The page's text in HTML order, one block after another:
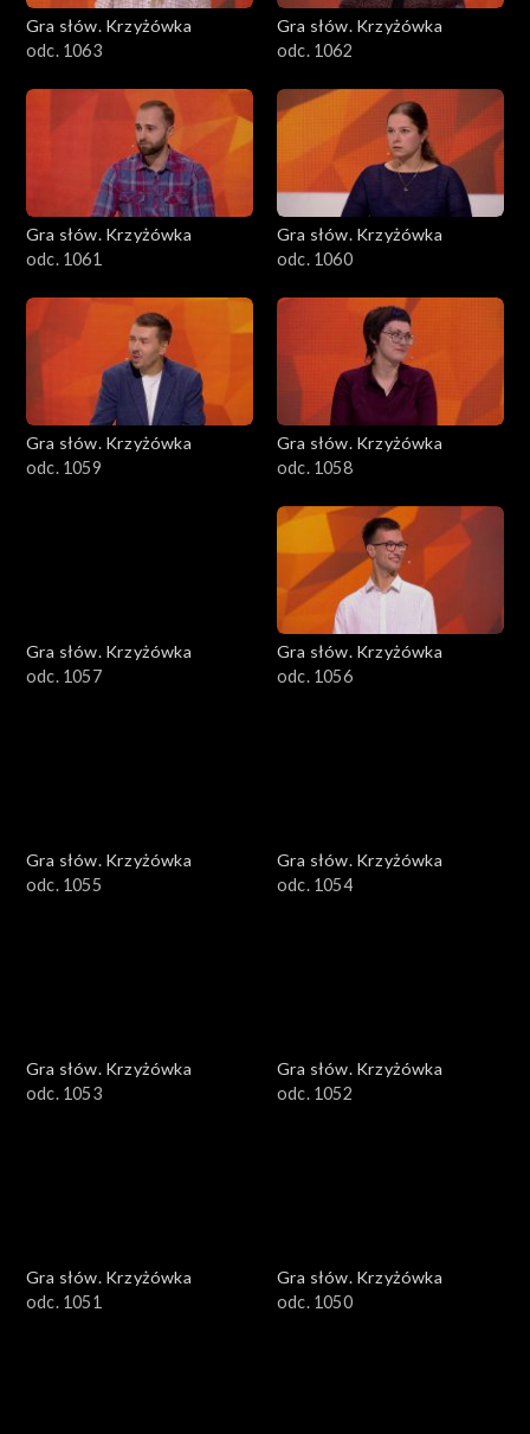
Gra słów. Krzyżówka
odc. 1063
Gra słów. Krzyżówka
odc. 1062
Gra słów. Krzyżówka
odc. 1061
Gra słów. Krzyżówka
odc. 1060
Gra słów. Krzyżówka
odc. 1059
Gra słów. Krzyżówka
odc. 1058
Gra słów. Krzyżówka
odc. 1057
Gra słów. Krzyżówka
odc. 1056
Gra słów. Krzyżówka
odc. 1055
Gra słów. Krzyżówka
odc. 1054
Gra słów. Krzyżówka
odc. 1053
Gra słów. Krzyżówka
odc. 1052
Gra słów. Krzyżówka
odc. 1051
Gra słów. Krzyżówka
odc. 1050